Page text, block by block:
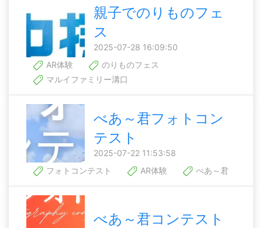
親子でのりものフェ
ス
2025-07-28 16:09:50
AR体験
のりものフェス
マルイファミリー溝口
べあ～君フォトコン
テスト
2025-07-22 11:53:58
フォトコンテスト
AR体験 べあ～君
べあ～君コンテスト